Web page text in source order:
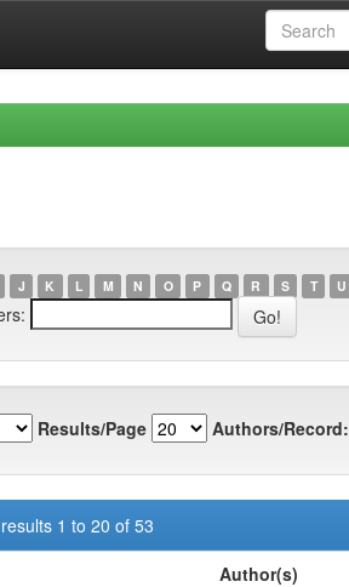
J K L M N O P Q R S T U
Results/Page Authors/Record:
1 to 20 of 53
Author(s)